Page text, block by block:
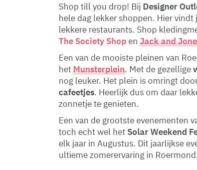
Shop till you drop! Bij Designer
hele dag lekker shoppen. Hier vindt
lekkere restaurants. Shop
The Society ShopenJack and
Een van de mooiste pleinen van
hetMunsterplein. Met de gezellige
nog leuker. Het plein is omringt
cafeetjes. Heerlijk dus om daar
zonnetje te genieten.
Een van de grootste evenementen
toch echt wel het SolarWeekend
elk jaar in Augustus. Dit jaarlijkse
ultieme zomerervaring in